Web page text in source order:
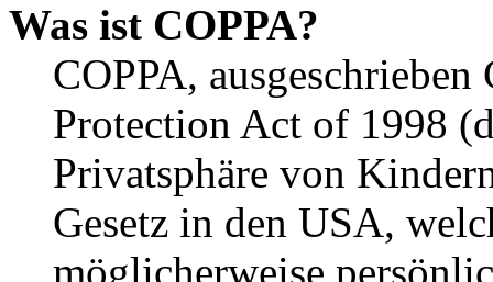
Was ist COPPA?
COPPA,
Protection Act of 1998
Privatsphäre von
Gesetz in den USA,
möglicherweise